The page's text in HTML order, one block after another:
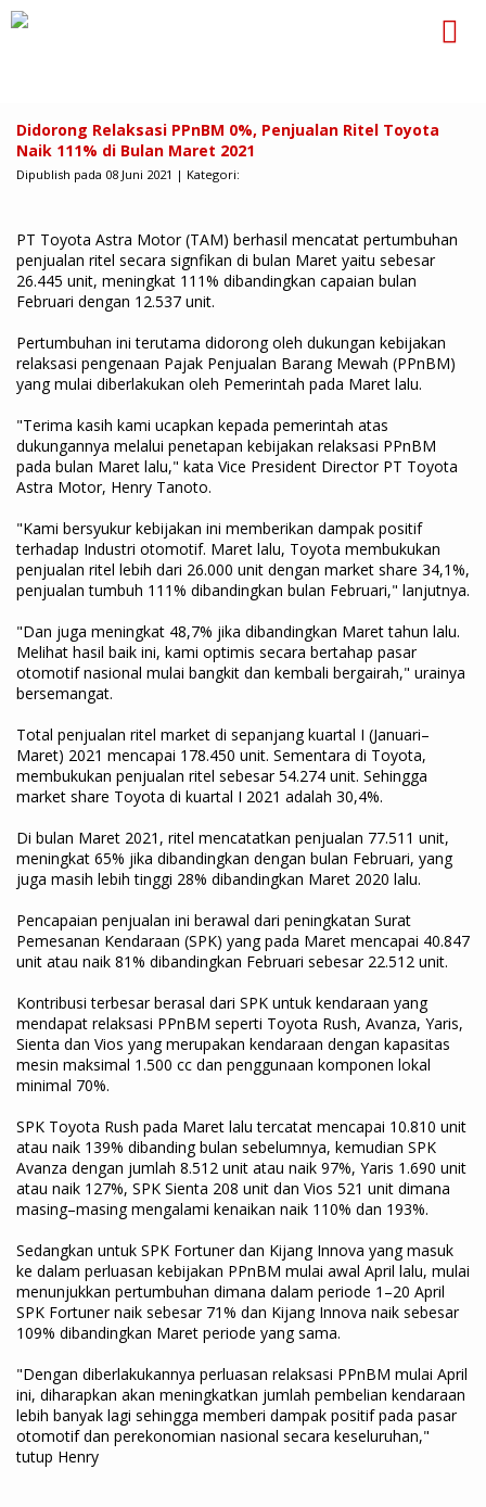
Didorong Relaksasi PPnBM 0%, Penjualan Ritel Toyota
Naik 111% di Bulan Maret 2021
Dipublish pada 08 Juni 2021 | Kategori:
PT Toyota Astra Motor (TAM) berhasil mencatat pertumbuhan
penjualan ritel secara signfikan di bulan Maret yaitu sebesar
26.445 unit, meningkat 111% dibandingkan capaian bulan
Februari dengan 12.537 unit.
Pertumbuhan ini terutama didorong oleh dukungan kebijakan
relaksasi pengenaan Pajak Penjualan Barang Mewah (PPnBM)
yang mulai diberlakukan oleh Pemerintah pada Maret lalu.
"Terima kasih kami ucapkan kepada pemerintah atas
dukungannya melalui penetapan kebijakan relaksasi PPnBM
pada bulan Maret lalu," kata Vice President Director PT Toyota
Astra Motor, Henry Tanoto.
"Kami bersyukur kebijakan ini memberikan dampak positif
terhadap Industri otomotif. Maret lalu, Toyota membukukan
penjualan ritel lebih dari 26.000 unit dengan market share 34,1%,
penjualan tumbuh 111% dibandingkan bulan Februari," lanjutnya.
"Dan juga meningkat 48,7% jika dibandingkan Maret tahun lalu.
Melihat hasil baik ini, kami optimis secara bertahap pasar
otomotif nasional mulai bangkit dan kembali bergairah," urainya
bersemangat.
Total penjualan ritel market di sepanjang kuartal I (Januari–
Maret) 2021 mencapai 178.450 unit. Sementara di Toyota,
membukukan penjualan ritel sebesar 54.274 unit. Sehingga
market share Toyota di kuartal I 2021 adalah 30,4%.
Di bulan Maret 2021, ritel mencatatkan penjualan 77.511 unit,
meningkat 65% jika dibandingkan dengan bulan Februari, yang
juga masih lebih tinggi 28% dibandingkan Maret 2020 lalu.
Pencapaian penjualan ini berawal dari peningkatan Surat
Pemesanan Kendaraan (SPK) yang pada Maret mencapai 40.847
unit atau naik 81% dibandingkan Februari sebesar 22.512 unit.
Kontribusi terbesar berasal dari SPK untuk kendaraan yang
mendapat relaksasi PPnBM seperti Toyota Rush, Avanza, Yaris,
Sienta dan Vios yang merupakan kendaraan dengan kapasitas
mesin maksimal 1.500 cc dan penggunaan komponen lokal
minimal 70%.
SPK Toyota Rush pada Maret lalu tercatat mencapai 10.810 unit
atau naik 139% dibanding bulan sebelumnya, kemudian SPK
Avanza dengan jumlah 8.512 unit atau naik 97%, Yaris 1.690 unit
atau naik 127%, SPK Sienta 208 unit dan Vios 521 unit dimana
masing–masing mengalami kenaikan naik 110% dan 193%.
Sedangkan untuk SPK Fortuner dan Kijang Innova yang masuk
ke dalam perluasan kebijakan PPnBM mulai awal April lalu, mulai
menunjukkan pertumbuhan dimana dalam periode 1–20 April
SPK Fortuner naik sebesar 71% dan Kijang Innova naik sebesar
109% dibandingkan Maret periode yang sama.
"Dengan diberlakukannya perluasan relaksasi PPnBM mulai April
ini, diharapkan akan meningkatkan jumlah pembelian kendaraan
lebih banyak lagi sehingga memberi dampak positif pada pasar
otomotif dan perekonomian nasional secara keseluruhan,"
tutup Henry